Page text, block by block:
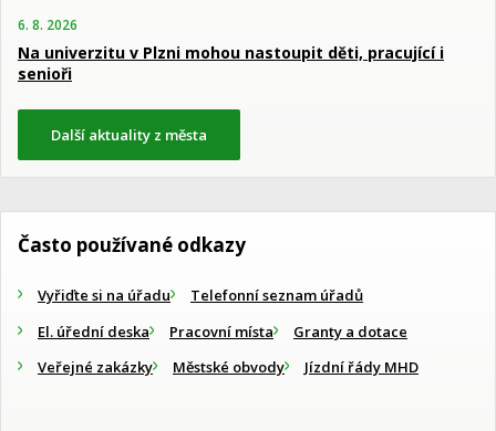
6. 8. 2026
Na univerzitu v Plzni mohou nastoupit děti, pracující i
senioři
Další aktuality z města
Často používané odkazy
Vyřiďte si na úřadu
Telefonní seznam úřadů
El. úřední deska
Pracovní místa
Granty a dotace
Veřejné zakázky
Městské obvody Jízdní řády MHD